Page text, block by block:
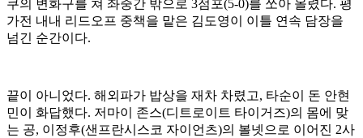
쿠의 변화구를 쳐 좌중간 밖으로 3점포(5-0)를 쏘아 올렸다. 평
가전 내내 리드오프 중책을 맡은 김도영이 이틀 연속 담장을
넘긴 순간이다.
끝이 아니었다. 해외파가 밥상을 재차 차렸고, 타순이 돈 안현
민이 화답했다. 저마이 존스(디트로이트 타이거즈)의 몸에 맞
는 공, 이정후(샌프란시스코 자이언츠)의 볼넷으로 이어진 2사